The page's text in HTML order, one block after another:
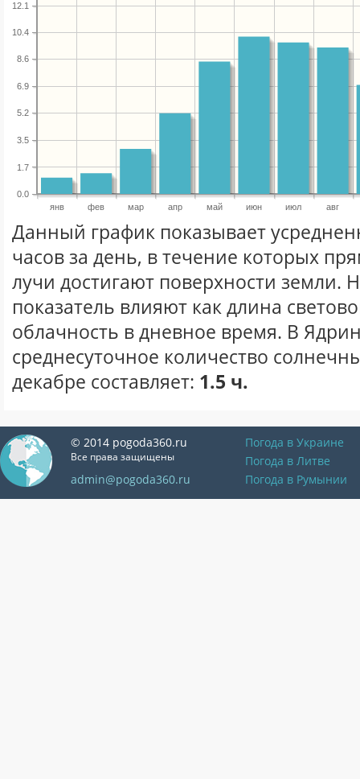
янв фев мар апр май июн июл авг
0.0
1.7
3.5
5.2
6.9
8.6
10.4
12.1
Данный график показывает
часов за день, в течение которых
лучи достигают поверхности земли.
показатель влияют как длина
облачность в дневное время. В
среднесуточное количество
декабре составляет: 1.5 ч.
© 2014 pogoda360.ru
Все права защищены
admin@pogoda360.ru
Погода в Украине
Погода в Литве
Погода в Румынии